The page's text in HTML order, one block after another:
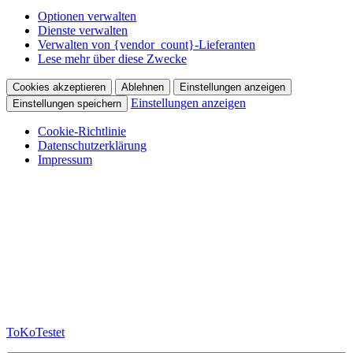
Optionen verwalten
Dienste verwalten
Verwalten von {vendor_count}-Lieferanten
Lese mehr über diese Zwecke
Cookies akzeptieren Ablehnen
Einstellungen anzeigen
Einstellungen speichern
Einstellungen anzeigen
Cookie-Richtlinie
Datenschutzerklärung
Impressum
ToKoTestet